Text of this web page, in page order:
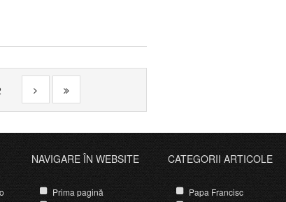
NAVIGARE ÎN WEBSITE
Prima pagină
CATEGORII ARTICOLE
Papa Francisc